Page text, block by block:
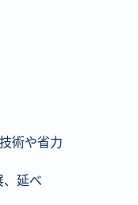
術や省力
、延べ